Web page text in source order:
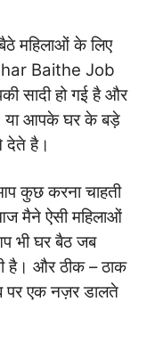
महिलाओं के लिए
Baithe Job
सादी हो गई है और
या आपके घर के बड़े
देते है।
कुछ करना चाहती
मैने ऐसी महिलाओं
भी घर बैठ जब
है। और ठीक – ठाक
पर एक नज़र डालते